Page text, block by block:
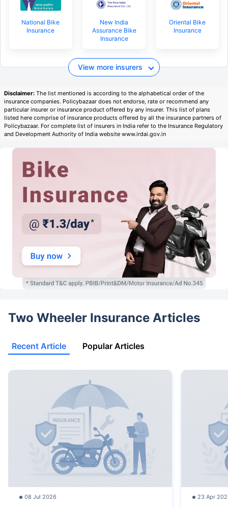
National Bike
Insurance
New India
Assurance Bike
Insurance
Oriental Bike
Insurance
View more insurers
Disclaimer: The list mentioned is according to the alphabetical order of the
insurance companies. Policybazaar does not endorse, rate or recommend any
particular insurer or insurance product offered by any insurer. This list of plans
listed here comprise of insurance products offered by all the insurance partners of
Policybazaar. For complete list of insurers in India refer to the Insurance Regulatory
and Development Authority of India website www.irdai.gov.in
Two Wheeler Insurance Articles
Recent Article Popular Articles
08 Jul 2026 23 Apr